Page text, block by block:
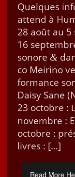
Quelques
attend à
28 août au
16
sonore &
co Meiri­no
for­mance
Daisy Sane
23 octo­bre :
novem­bre :
octo­bre :
livres : […]
Read More